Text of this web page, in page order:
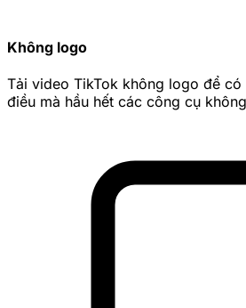
Không logo
Tải video TikTok không logo để
điều mà hầu hết các công cụ